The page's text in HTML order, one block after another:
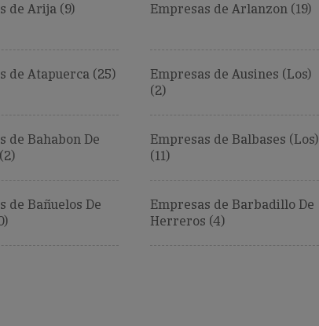
de Arija (9) Empresas de Arlanzon (19)
de Atapuerca (25)
Empresas de Ausines (Los)
(2)
de Bahabon De
Empresas de Balbases (Los)
(11)
de Bañuelos De
Empresas de Barbadillo De
Herreros (4)